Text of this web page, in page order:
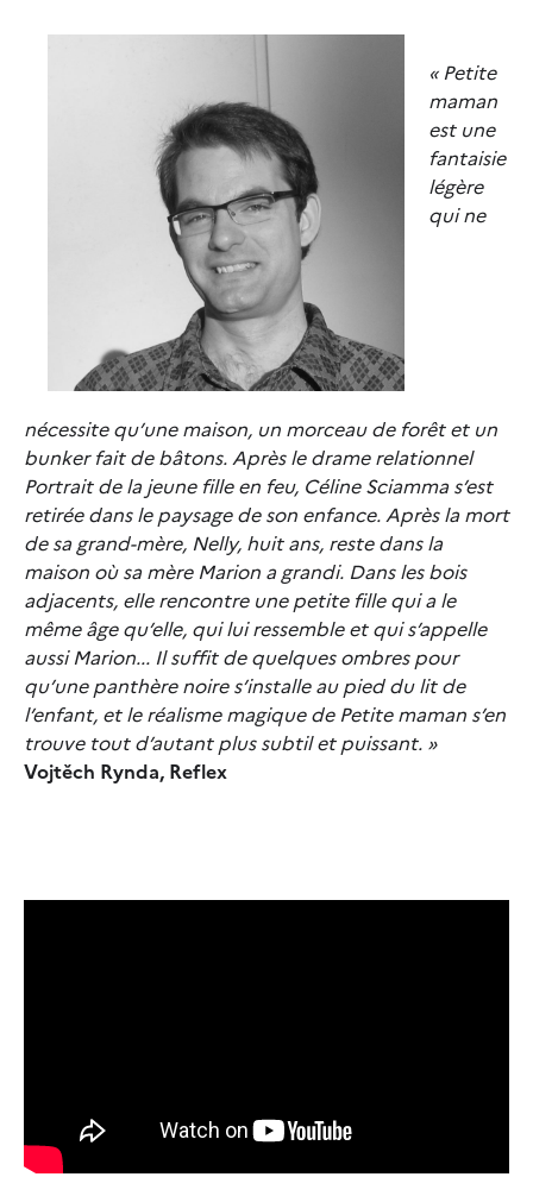
« Petite
maman
est une
fantaisie
légère
qui ne
nécessite qu’une maison, un morceau de forêt et un
bunker fait de bâtons. Après le drame relationnel
Portrait de la jeune fille en feu, Céline Sciamma s’est
retirée dans le paysage de son enfance. Après la mort
de sa grand-mère, Nelly, huit ans, reste dans la
maison où sa mère Marion a grandi. Dans les bois
adjacents, elle rencontre une petite fille qui a le
même âge qu’elle, qui lui ressemble et qui s’appelle
aussi Marion... Il suffit de quelques ombres pour
qu’une panthère noire s’installe au pied du lit de
l’enfant, et le réalisme magique de Petite maman s’en
trouve tout d’autant plus subtil et puissant. »
Vojtěch Rynda, Reflex